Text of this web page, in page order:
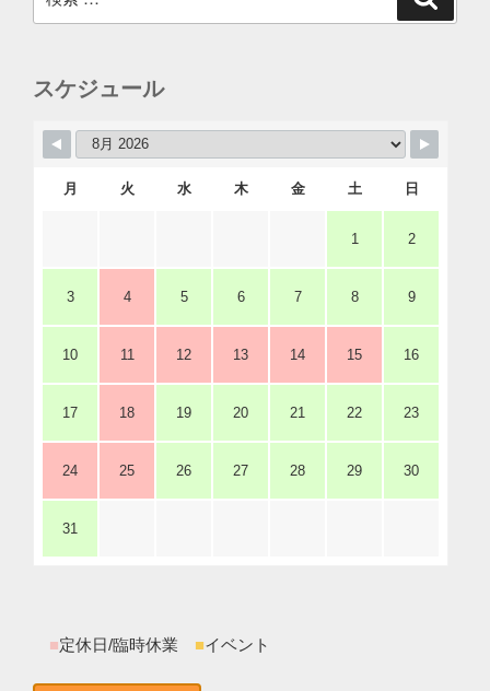
索:
スケジュール
月 火 水 木 金 土 日
1 2
3 4 5 6 7 8 9
10 11 12 13 14 15 16
17 18 19 20 21 22 23
24 25 26 27 28 29 30
31
■定休日/臨時休業 ■イベント